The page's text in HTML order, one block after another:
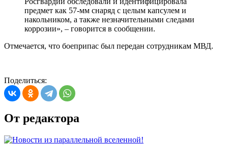
предмет как 57-мм снаряд с целым капсулем и
накольником, а также незначительными следами
коррозии», – говорится в сообщении.
Отмечается, что боеприпас был передан сотрудникам МВД.
Поделиться:
От редактора